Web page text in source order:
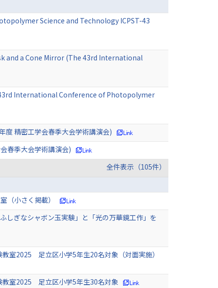
Science and Technology ICPST-43
and a Cone Mirror (The 43rd International
International Conference of Photopolymer
度 精密工学会春季大会学術講演会)
春季大会学術講演会)
全件表示（105件）
小さく掲載）
しぎなシャボン玉実験」と「光の万華鏡工作」を
室2025 足立区小学5年生20名対象（対面実施）
室2025 足立区小学5年生30名対象